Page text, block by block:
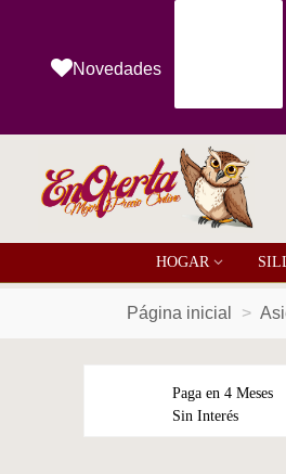
Novedades
HOGAR
Página inicial >
Paga en 4 Meses
Sin Interés